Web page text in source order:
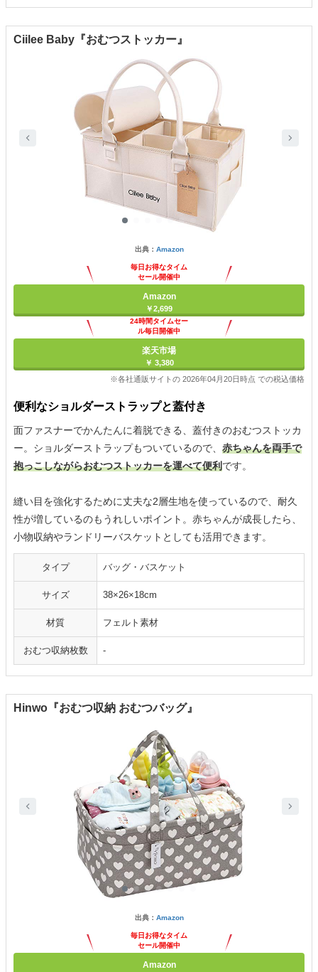
Ciilee Baby『おむつストッカー』
出典： Amazon
毎日お得なタイム
セール開催中
Amazon
￥2,699
24時間タイムセー
ル毎日開催中
楽天市場
￥ 3,380
※各社通販サイトの 2026年04月20日時点 での税込価格
便利なショルダーストラップと蓋付き
面ファスナーでかんたんに着脱できる、蓋付きのおむつストッカ
ー。ショルダーストラップもついているので、 赤ちゃんを両手で
抱っこしながらおむつストッカーを運べて便利です。
縫い目を強化するために丈夫な2層生地を使っているので、耐久
性が増しているのもうれしいポイント。赤ちゃんが成長したら、
小物収納やランドリーバスケットとしても活用できます。
タイプ バッグ・バスケット
サイズ 38×26×18cm
材質 フェルト素材
おむつ収納枚数 -
Hinwo『おむつ収納 おむつバッグ』
出典： Amazon
毎日お得なタイム
セール開催中
Amazon